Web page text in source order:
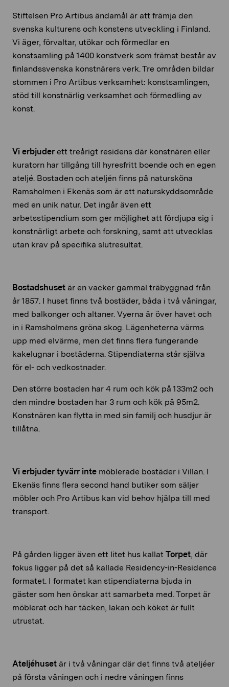
Stiftelsen Pro Artibus ändamål är att främja den
svenska kulturens och konstens utveckling i Finland.
Vi äger, förvaltar, utökar och förmedlar en
konstsamling på 1400 konstverk som främst består av
finlandssvenska konstnärers verk. Tre områden bildar
stommen i Pro Artibus verksamhet: konstsamlingen,
stöd till konstnärlig verksamhet och förmedling av
konst.
Vi erbjuder ett treårigt residens där konstnären eller
kuratorn har tillgång till hyresfritt boende och en egen
ateljé. Bostaden och ateljén finns på natursköna
Ramsholmen i Ekenäs som är ett naturskyddsområde
med en unik natur. Det ingår även ett
arbetsstipendium som ger möjlighet att fördjupa sig i
konstnärligt arbete och forskning, samt att utvecklas
utan krav på specifika slutresultat.
Bostadshuset är en vacker gammal träbyggnad från
år 1857. I huset finns två bostäder, båda i två våningar,
med balkonger och altaner. Vyerna är över havet och
in i Ramsholmens gröna skog. Lägenheterna värms
upp med elvärme, men det finns flera fungerande
kakelugnar i bostäderna. Stipendiaterna står själva
för el- och vedkostnader.
Den större bostaden har 4 rum och kök på 133m2 och
den mindre bostaden har 3 rum och kök på 95m2.
Konstnären kan flytta in med sin familj och husdjur är
tillåtna.
Vi erbjuder tyvärr inte möblerade bostäder i Villan. I
Ekenäs finns flera second hand butiker som säljer
möbler och Pro Artibus kan vid behov hjälpa till med
transport.
På gården ligger även ett litet hus kallat Torpet, där
fokus ligger på det så kallade Residency-in-Residence
formatet. I formatet kan stipendiaterna bjuda in
gäster som hen önskar att samarbeta med. Torpet är
möblerat och har täcken, lakan och köket är fullt
utrustat.
Ateljéhuset är i två våningar där det finns två ateljéer
på första våningen och i nedre våningen finns